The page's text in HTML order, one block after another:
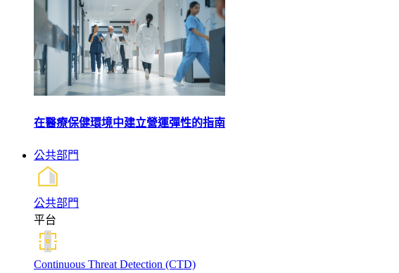
在醫療保健環境中建立營運彈性的指南
公共部門
公共部門
平台
Continuous Threat Detection (CTD)